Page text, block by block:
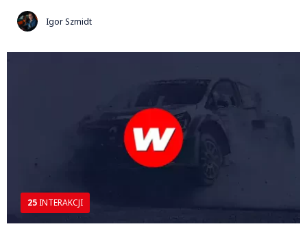
Igor Szmidt
25 INTERAKCJI